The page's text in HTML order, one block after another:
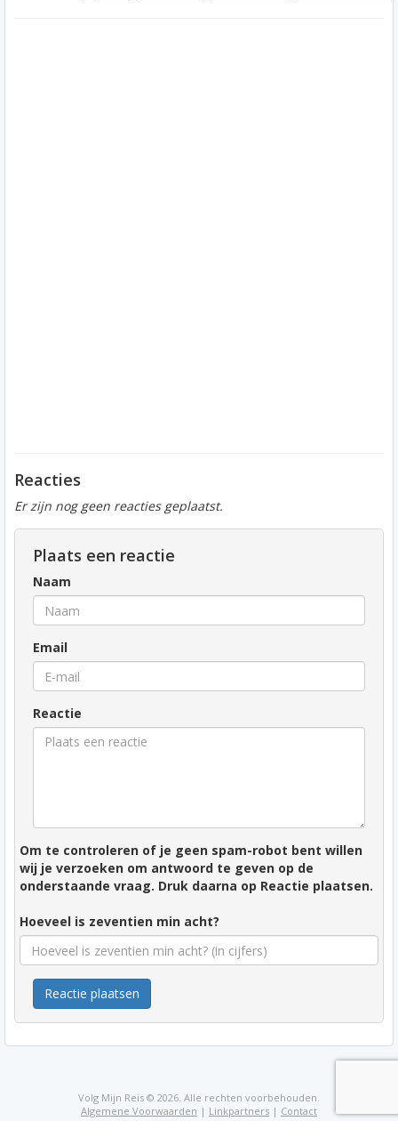
Reacties
Er zijn nog geen reacties geplaatst.
Plaats een reactie
Naam
Email
Reactie
Om te controleren of je geen spam-robot bent willen
wij je verzoeken om antwoord te geven op de
onderstaande vraag. Druk daarna op Reactie plaatsen.
Hoeveel is zeventien min acht?
Reactie plaatsen
Volg Mijn Reis © 2026. Alle rechten voorbehouden.
Algemene Voorwaarden | Linkpartners | Contact